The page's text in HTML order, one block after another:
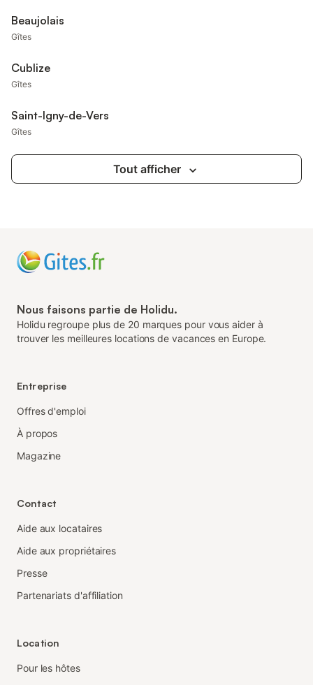
Beaujolais
Gîtes
Cublize
Gîtes
Saint-Igny-de-Vers
Gîtes
Tout afficher
Nous faisons partie de Holidu.
Holidu regroupe plus de 20 marques pour vous aider à
trouver les meilleures locations de vacances en Europe.
Entreprise
Offres d'emploi
À propos
Magazine
Contact
Aide aux locataires
Aide aux propriétaires
Presse
Partenariats d'affiliation
Location
Pour les hôtes